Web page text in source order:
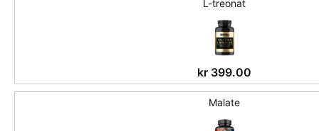
L-treonat
kr 399.00
Malate